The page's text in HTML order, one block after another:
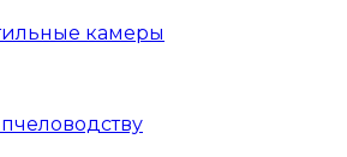
камеры